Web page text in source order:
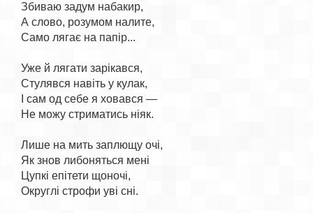
Збиваю задум набакир,
А слово, розумом налите,
Само лягає на папір...
Уже й лягати зарікався,
Стулявся навіть у кулак,
І сам од себе я ховався —
Не можу стриматись ніяк.
Лише на мить заплющу очі,
Як знов либоняться мені
Цупкі епітети щоночі,
Округлі строфи уві сні.